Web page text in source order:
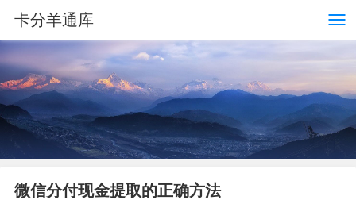
卡分羊通库
微信分付现金提取的正确方法